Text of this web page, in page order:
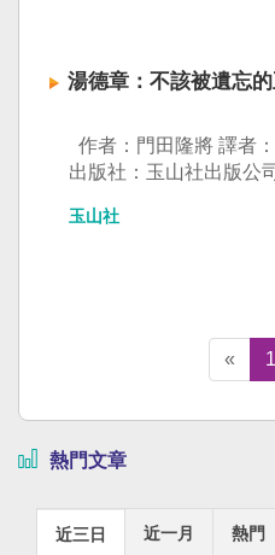
為一個自由人，一個世
爭自由所努力。」 本
到很受歡迎，難得露面
代人共感與共鳴。 ▼
https://reurl.cc/DZ4DLe
司 協辦單位｜吳三連基
湯德章：不該被遺忘
作者：門田隆將 譯者
出版社：玉山社出版公
◎他是日治時期第一位
生平紀錄。 誰？讓台南
◎ 他是日治時期第一
府為他制定紀念日，表
店，台日兩地同步上
玉山社
« 1
熱門文章
近三日 近一月 熱門